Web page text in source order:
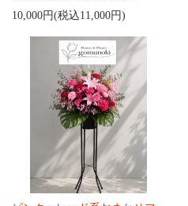
10,000円(税込11,000円)